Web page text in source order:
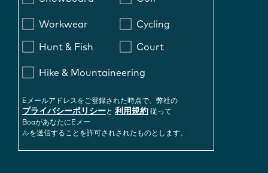
Workwear Cycling
Hunt & Fish Court
Hike & Mountaineering
Eメールアドレスをご登録された時点で、弊社の
プライバシーポリシーと 利用規約 従って
BoaがあなたにEメー
ルを送信することを許可されされたものとします。